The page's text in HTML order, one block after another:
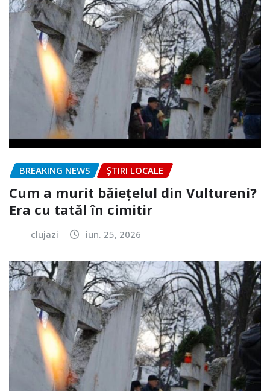
BREAKING NEWS ȘTIRI LOCALE
Cum a murit băiețelul din Vultureni?
Era cu tatăl în cimitir
clujazi iun. 25, 2026